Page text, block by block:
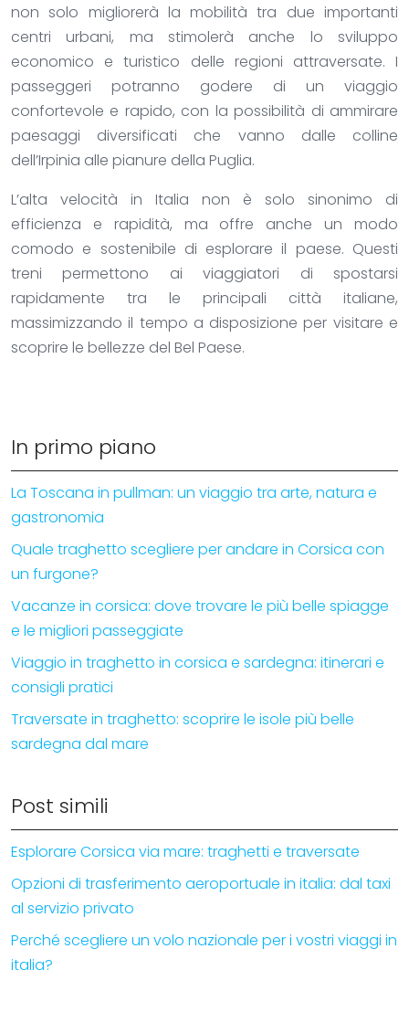
non solo migliorerà la mobilità tra due importanti
centri urbani, ma stimolerà anche lo sviluppo
economico e turistico delle regioni attraversate. I
passeggeri potranno godere di un viaggio
confortevole e rapido, con la possibilità di ammirare
paesaggi diversificati che vanno dalle colline
dell’Irpinia alle pianure della Puglia.
L’alta velocità in Italia non è solo sinonimo di
efficienza e rapidità, ma offre anche un modo
comodo e sostenibile di esplorare il paese. Questi
treni permettono ai viaggiatori di spostarsi
rapidamente tra le principali città italiane,
massimizzando il tempo a disposizione per visitare e
scoprire le bellezze del Bel Paese.
In primo piano
La Toscana in pullman: un viaggio tra arte, natura e
gastronomia
Quale traghetto scegliere per andare in Corsica con
un furgone?
Vacanze in corsica: dove trovare le più belle spiagge
e le migliori passeggiate
Viaggio in traghetto in corsica e sardegna: itinerari e
consigli pratici
Traversate in traghetto: scoprire le isole più belle
sardegna dal mare
Post simili
Esplorare Corsica via mare: traghetti e traversate
Opzioni di trasferimento aeroportuale in italia: dal taxi
al servizio privato
Perché scegliere un volo nazionale per i vostri viaggi in
italia?